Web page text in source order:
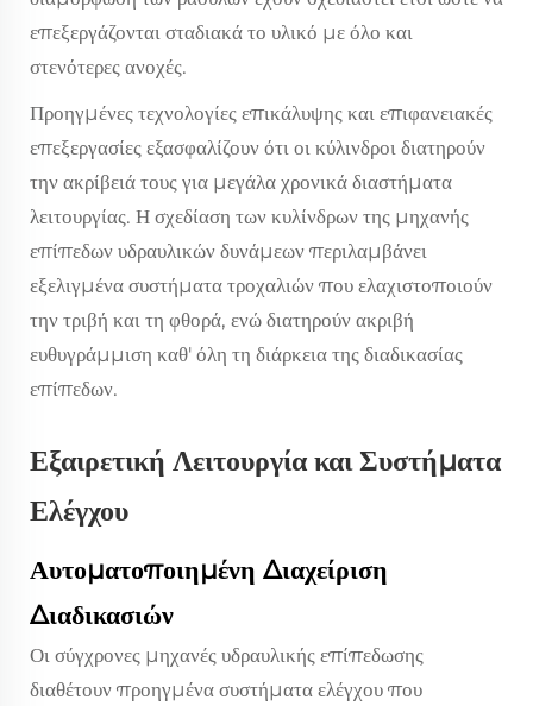
επεξεργάζονται σταδιακά το υλικό με όλο και
στενότερες ανοχές.
Προηγμένες τεχνολογίες επικάλυψης και επιφανειακές
επεξεργασίες εξασφαλίζουν ότι οι κύλινδροι διατηρούν
την ακρίβειά τους για μεγάλα χρονικά διαστήματα
λειτουργίας. Η σχεδίαση των κυλίνδρων της μηχανής
επίπεδων υδραυλικών δυνάμεων περιλαμβάνει
εξελιγμένα συστήματα τροχαλιών που ελαχιστοποιούν
την τριβή και τη φθορά, ενώ διατηρούν ακριβή
ευθυγράμμιση καθ' όλη τη διάρκεια της διαδικασίας
επίπεδων.
Εξαιρετική Λειτουργία και Συστήματα
Ελέγχου
Αυτοματοποιημένη Διαχείριση
Διαδικασιών
Οι σύγχρονες μηχανές υδραυλικής επίπεδωσης
διαθέτουν προηγμένα συστήματα ελέγχου που